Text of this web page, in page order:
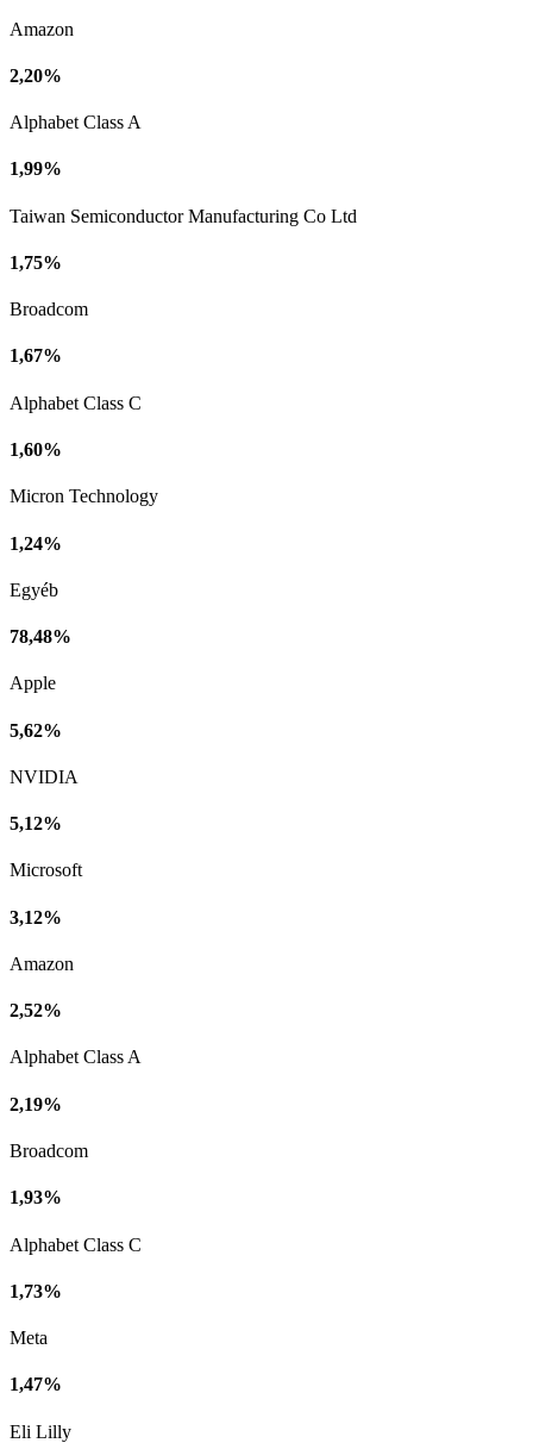
Amazon
2,20%
Alphabet Class A
1,99%
Taiwan Semiconductor Manufacturing Co Ltd
1,75%
Broadcom
1,67%
Alphabet Class C
1,60%
Micron Technology
1,24%
Egyéb
78,48%
Apple
5,62%
NVIDIA
5,12%
Microsoft
3,12%
Amazon
2,52%
Alphabet Class A
2,19%
Broadcom
1,93%
Alphabet Class C
1,73%
Meta
1,47%
Eli Lilly